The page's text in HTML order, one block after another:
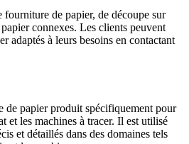
fourniture de papier, de découpe sur
connexes. Les clients peuvent
adaptés à leurs besoins en contactant
de papier produit spécifiquement pour
et les machines à tracer. Il est utilisé
et détaillés dans des domaines tels